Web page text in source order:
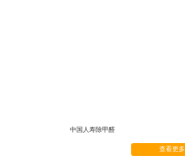
中国人寿除甲醛
查看更多